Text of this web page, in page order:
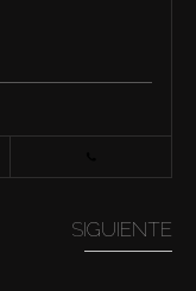
SIGUIENTE